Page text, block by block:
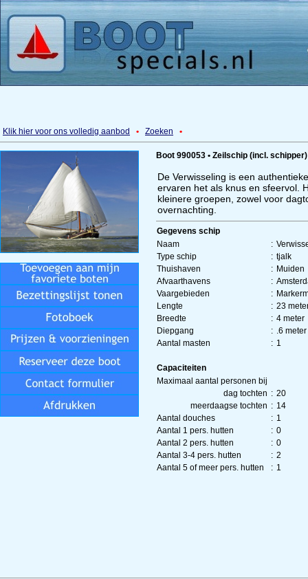
Klik hier voor ons volledig aanbod • Zoeken •
Boot 990053 • Zeilschip (incl.
De Verwisseling is een
ervaren het als knus en sfeervol.
kleinere groepen, zowel voor
overnachting.
Gegevens schip
Naam
:
Type schip
: tjalk
Thuishaven
: Muiden
Afvaarthavens
:
Vaargebieden
:
Lengte
: 23
Breedte
: 4 meter
Diepgang
: .6 meter
Aantal masten
: 1
Capaciteiten
Maximaal aantal personen bij
dag tochten : 20
meerdaagse tochten : 14
Aantal douches
: 1
Aantal 1 pers. hutten
: 0
Aantal 2 pers. hutten
: 0
Aantal 3-4 pers. hutten
: 2
Aantal 5 of meer pers. hutten
: 1